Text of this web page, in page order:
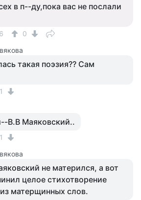
в п--ду,пока вас не послали
6 0
такая поэзия?? Сам
1
В.В Маяковский..
1
не матерился, а вот
целое стихотворение
матерщинных слов.